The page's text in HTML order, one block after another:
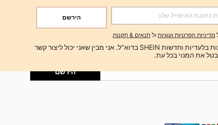
הירשם
הירשם
הירשם
הירשם
מדיניות הפרטיות ועוגיות ול תנאים & תקנות.
ברצוני לקבל הצעות בלעדיות וחדשות SHEIN בדוא"ל. אני מבין שאני יכול ליצור קשר